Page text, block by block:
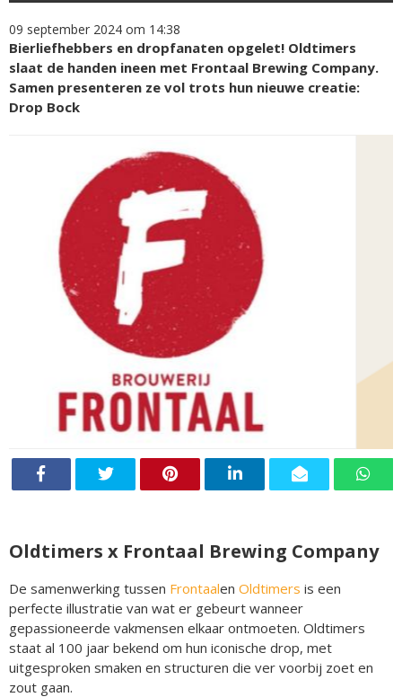
09 september 2024 om 14:38
Bierliefhebbers en dropfanaten opgelet! Oldtimers
slaat de handen ineen met Frontaal Brewing Company.
Samen presenteren ze vol trots hun nieuwe creatie:
Drop Bock
Oldtimers x Frontaal Brewing Company
De samenwerking tussen Frontaalen Oldtimers is een
perfecte illustratie van wat er gebeurt wanneer
gepassioneerde vakmensen elkaar ontmoeten. Oldtimers
staat al 100 jaar bekend om hun iconische drop, met
uitgesproken smaken en structuren die ver voorbij zoet en
zout gaan.